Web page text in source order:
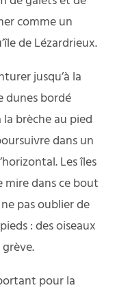
comme un
de Lézardrieux.
jusqu’à la
dunes bordé
la brèche au pied
dans un
Les îles
mire dans ce bout
pas oublier de
: des oiseaux
pour la